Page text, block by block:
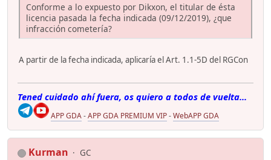
Conforme a lo expuesto por Dikxon, el titular de ésta
licencia pasada la fecha indicada (09/12/2019), ¿que
infracción cometería?
A partir de la fecha indicada, aplicaría el Art. 1.1-5D del RGCon
Tened cuidado ahí fuera, os quiero a todos de vuelta...
APP GDA-APP GDA PREMIUM VIP-WebAPP GDA
Kurman
GC